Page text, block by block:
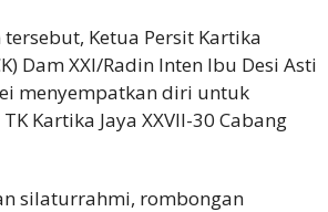
Ketua Persit Kartika
Dam XXI/Radin Inten Ibu Desi Asti
menyempatkan diri untuk
Kartika Jaya XXVII-30 Cabang
silaturrahmi, rombongan